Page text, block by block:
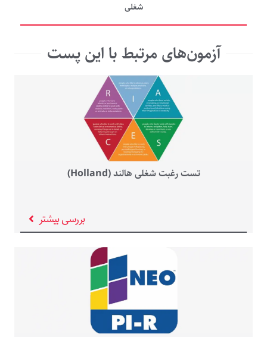
شغلی
آزمون‌های مرتبط با این پست
تست رغبت شغلی هالند (Holland)
بررسی بیشتر